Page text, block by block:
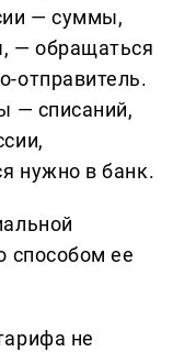
— суммы,
— обращаться
отправитель.
— списаний,
нужно в банк.
способом ее
не